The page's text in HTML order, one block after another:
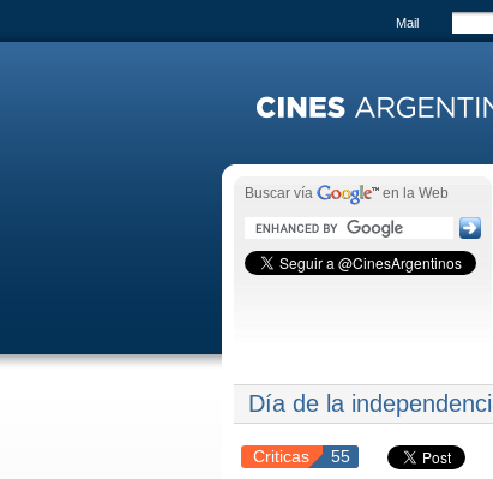
Mail
Buscar vía en la Web
Día de la
Criticas 55